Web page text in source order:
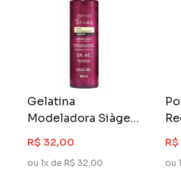
Gelatina
Modeladora Siàge
300 ml Pro
Cronology
R$ 32,00
ou 1x de R$ 32,00 ou